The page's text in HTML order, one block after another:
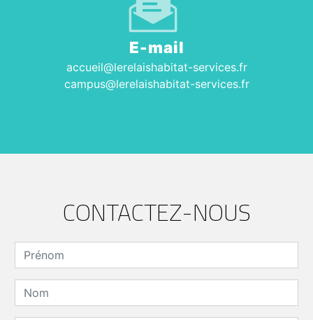
E-mail
accueil@lerelaishabitat-services.fr
campus@lerelaishabitat-services.fr
CONTACTEZ-NOUS